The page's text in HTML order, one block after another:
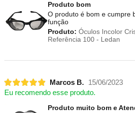
Produto bom
O produto é bom e cumpre
função
Produto: Óculos Incolor
Referência 100 - Ledan
Marcos B.
15/06/2023
Eu recomendo esse produto.
Produto muito bom e